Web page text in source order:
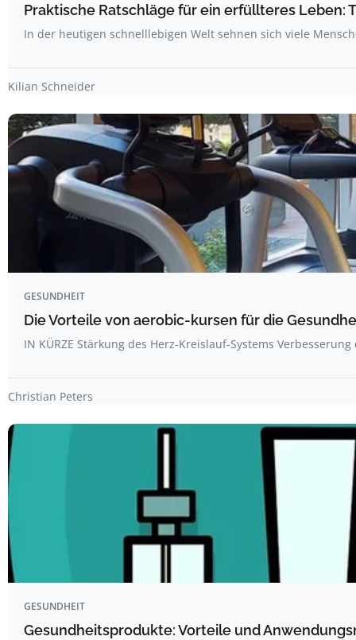
Praktische Ratschläge für ein erfüllteres Leben:
In der heutigen schnelllebigen Welt sehnen sich viele
Kilian Schneider
GESUNDHEIT
Die Vorteile von aerobic-kursen für die
IN KÜRZE Stärkung des Herz-Kreislauf-Systems
Christian Peters
GESUNDHEIT
Gesundheitsprodukte: Vorteile und